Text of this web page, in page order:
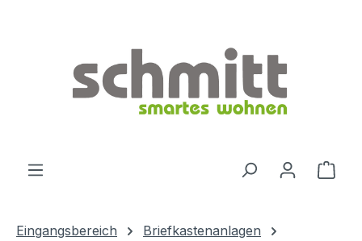
Eingangsbereich
Briefkastenanlagen